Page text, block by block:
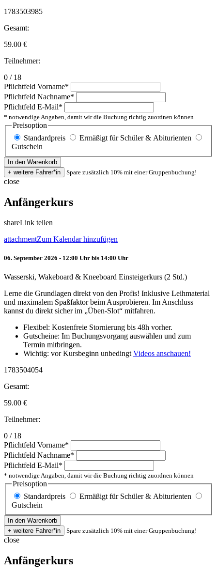
1783503985
Gesamt:
59.00 €
Teilnehmer:
0 / 18
Pflichtfeld Vorname*
Pflichtfeld Nachname*
Pflichtfeld E-Mail*
* notwendige Angaben, damit wir die Buchung richtig zuordnen können
Preisoption
Standardpreis
Ermäßigt für Schüler & Abiturienten
Gutschein
Spare zusätzlich 10% mit einer Gruppenbuchung!
close
Anfängerkurs
shareLink teilen
attachmentZum Kalendar hinzufügen
06. September 2026 - 12:00 Uhr bis 14:00 Uhr
Wasserski, Wakeboard & Kneeboard Einsteigerkurs (2 Std.)
Lerne die Grundlagen direkt von den Profis! Inklusive Leihmaterial
und maximalem Spaßfaktor beim Ausprobieren. Im Anschluss
kannst du direkt sicher im „Üben-Slot“ mitfahren.
Flexibel: Kostenfreie Stornierung bis 48h vorher.
Gutscheine: Im Buchungsvorgang auswählen und zum
Termin mitbringen.
Wichtig: vor Kursbeginn unbedingt Videos anschauen!
1783504054
Gesamt:
59.00 €
Teilnehmer:
0 / 18
Pflichtfeld Vorname*
Pflichtfeld Nachname*
Pflichtfeld E-Mail*
* notwendige Angaben, damit wir die Buchung richtig zuordnen können
Preisoption
Standardpreis
Ermäßigt für Schüler & Abiturienten
Gutschein
Spare zusätzlich 10% mit einer Gruppenbuchung!
close
Anfängerkurs